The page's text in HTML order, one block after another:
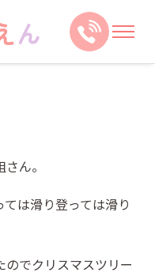
ん。
は滑り登っては滑り
でクリスマスツリー